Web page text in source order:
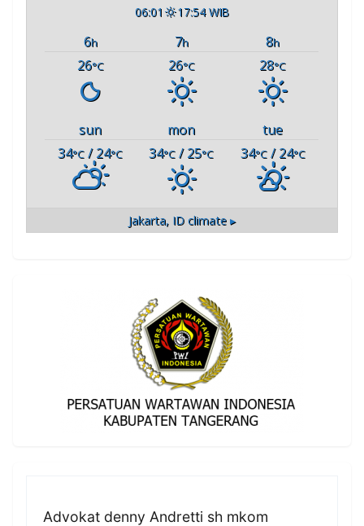
06:01 17:54 WIB
6h 7h 8h
26°C 26°C 28°C
sun mon
tue
34°C / 24°C 34°C / 25°C 34°C/ 24°C
Jakarta, ID climate ▸
Advokat denny Andretti sh mkom